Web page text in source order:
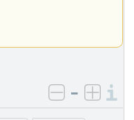
negativ
–